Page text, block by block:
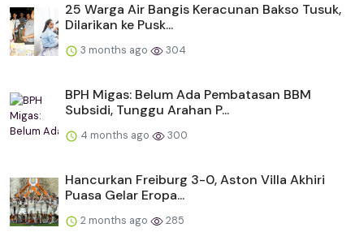
25 Warga Air Bangis Keracunan Bakso Tusuk,
Dilarikan ke Pusk...
3 months ago 304
BPH Migas: Belum Ada Pembatasan BBM
Subsidi, Tunggu Arahan P...
4 months ago 300
Hancurkan Freiburg 3-0, Aston Villa Akhiri
Puasa Gelar Eropa...
2 months ago 285